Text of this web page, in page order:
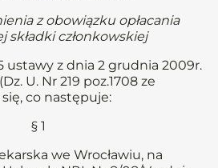
z obowiązku opłacania
składki członkowskiej
ustawy z dnia 2 grudnia 2009r.
U. Nr 219 poz.1708 ze
co następuje:
§ 1
we Wrocławiu, na